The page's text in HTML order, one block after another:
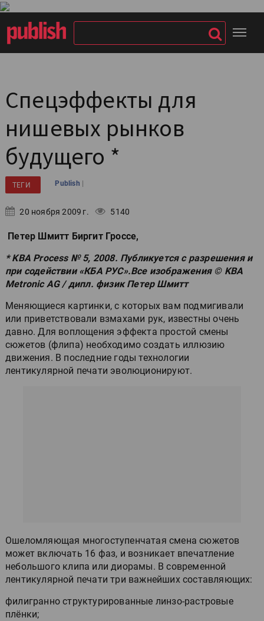
Спецэффекты для
нишевых рынков
будущего *
ТЕГИ Publish |
20 ноября 2009 г. 5140
Петер Шмитт Биргит Гроссе,
* KBA Process № 5, 2008. Публикуется с разрешения и
при содействии «КБА РУС».Все изображения © KBA
Metronic AG / дипл. физик Петер Шмитт
Меняющиеся картинки, с которых вам подмигивали
или приветствовали взмахами рук, известны очень
давно. Для воплощения эффекта простой смены
сюжетов (флипа) необходимо создать иллюзию
движения. В последние годы технологии
лентикулярной печати эволюционируют.
Ошеломляющая многоступенчатая смена сюжетов
может включать 16 фаз, и возникает впечатление
небольшого клипа или диорамы. В современной
лентикулярной печати три важнейших составляющих:
филигранно структурированные линзо-растровые
плёнки;